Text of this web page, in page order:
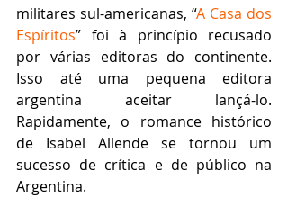
militares sul-americanas, “A Casa dos
Espíritos” foi à princípio recusado
por várias editoras do continente.
Isso até uma pequena editora
argentina aceitar lançá-lo.
Rapidamente, o romance histórico
de Isabel Allende se tornou um
sucesso de crítica e de público na
Argentina.